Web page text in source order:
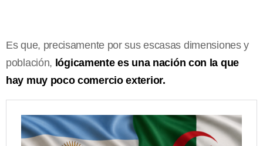
Es que, precisamente por sus escasas dimensiones y
población, lógicamente es una nación con la que
hay muy poco comercio exterior.